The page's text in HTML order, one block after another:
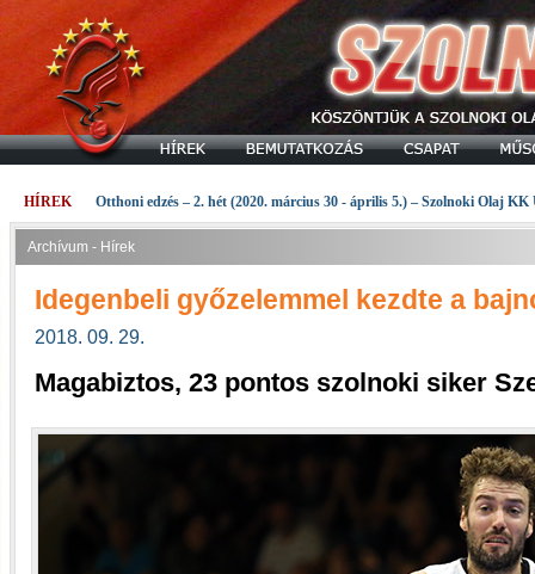
HÍREK Otthoni edzés – 2. hét (2020. március 30 - április 5.) – Szolnoki Olaj KK
Archívum - Hírek
Idegenbeli győzelemmel kezdte a
2018. 09. 29.
Magabiztos, 23 pontos szolnoki siker